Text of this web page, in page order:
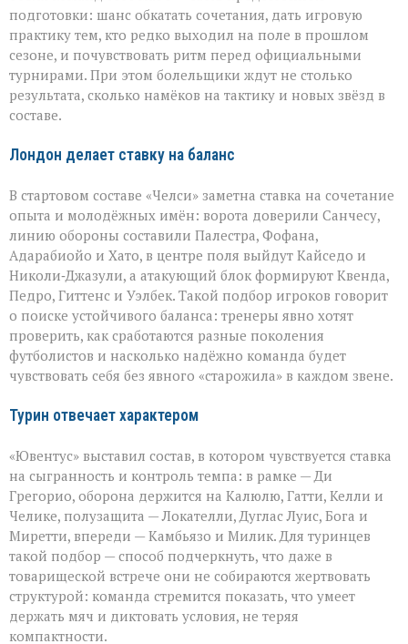
подготовки: шанс обкатать сочетания, дать игровую
практику тем, кто редко выходил на поле в прошлом
сезоне, и почувствовать ритм перед официальными
турнирами. При этом болельщики ждут не столько
результата, сколько намёков на тактику и новых звёзд в
составе.
Лондон делает ставку на баланс
В стартовом составе «Челси» заметна ставка на сочетание
опыта и молодёжных имён: ворота доверили Санчесу,
линию обороны составили Палестра, Фофана,
Адарабиойо и Хато, в центре поля выйдут Кайседо и
Николи‑Джазули, а атакующий блок формируют Квенда,
Педро, Гиттенс и Уэлбек. Такой подбор игроков говорит
о поиске устойчивого баланса: тренеры явно хотят
проверить, как сработаются разные поколения
футболистов и насколько надёжно команда будет
чувствовать себя без явного «старожила» в каждом звене.
Турин отвечает характером
«Ювентус» выставил состав, в котором чувствуется ставка
на сыгранность и контроль темпа: в рамке — Ди
Грегорио, оборона держится на Калюлю, Гатти, Келли и
Челике, полузащита — Локателли, Дуглас Луис, Бога и
Миретти, впереди — Камбьязо и Милик. Для туринцев
такой подбор — способ подчеркнуть, что даже в
товарищеской встрече они не собираются жертвовать
структурой: команда стремится показать, что умеет
держать мяч и диктовать условия, не теряя
компактности.